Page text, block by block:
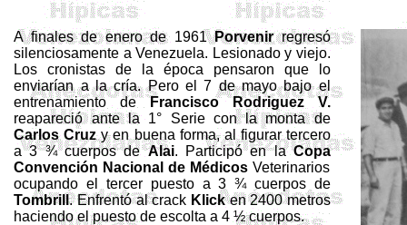
A finales de enero de 1961Porvenirregresó
silenciosamente a Venezuela. Lesionado y viejo.
Los cronistas de la época pensaron que lo
enviarían a la cría. Pero el 7 de mayo bajo el
entrenamiento deFranciscoRodriguezV.
reapareció ante la 1° Serie con la monta de
Carlos Cruzy en buena forma, al figurar tercero
a 3 ¾ cuerpos deAlai. Participó enlaCopa
Convención Nacional de MédicosVeterinarios
ocupando el tercer puesto a 3 ¾ cuerpos de
Tombrill. Enfrentó al crack Klicken2400 metros
haciendo el puesto de escolta a 4 ½ cuerpos.